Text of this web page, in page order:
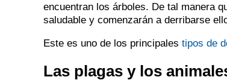
encuentran los árboles. De tal manera
saludable y comenzarán a derribarse
Este es uno de los principales tipos de
Las plagas y los